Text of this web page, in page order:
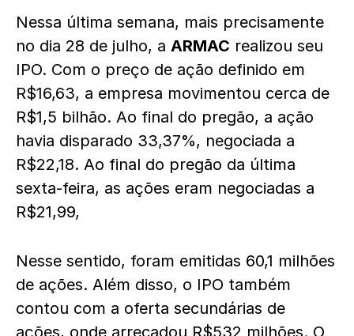
Nessa última semana, mais precisamente
no dia 28 de julho, a ARMAC realizou seu
IPO. Com o preço de ação definido em
R$16,63, a empresa movimentou cerca de
R$1,5 bilhão. Ao final do pregão, a ação
havia disparado 33,37%, negociada a
R$22,18. Ao final do pregão da última
sexta-feira, as ações eram negociadas a
R$21,99,
Nesse sentido, foram emitidas 60,1 milhões
de ações. Além disso, o IPO também
contou com a oferta secundárias de
ações, onde arrecadou R$532 milhões. O